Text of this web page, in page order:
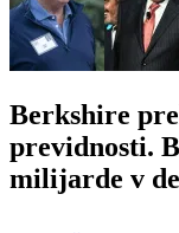
Berkshire
previdnosti.
milijarde v